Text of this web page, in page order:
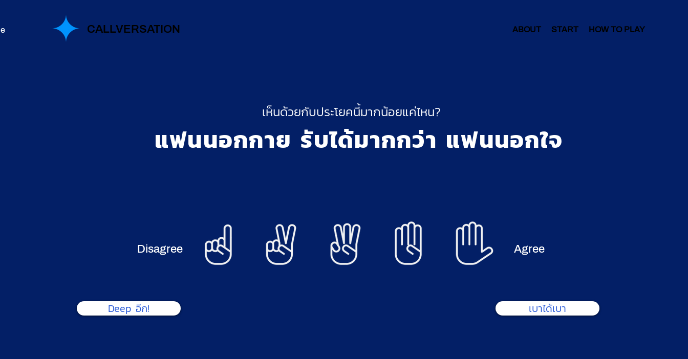
CALLVERSATION ABOUT START HOW TO PLAY
เห็นด้วยกับประโยคนี้มากน้อยแค่ไหน?
แฟนนอกกาย รับได้มากกว่า แฟนนอกใจ
Disagree
Deep อีก!
Agree
เบาได้เบา